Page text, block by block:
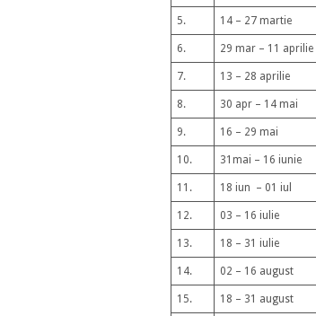
5. 14 – 27 martie
6. 29 mar – 11 aprilie
7. 13 – 28 aprilie
8. 30 apr – 14 mai
9. 16 – 29 mai
10. 31mai – 16 iunie
11. 18 iun – 01 iul
12. 03 – 16 iulie
13. 18 – 31 iulie
14. 02 – 16 august
15. 18 – 31 august